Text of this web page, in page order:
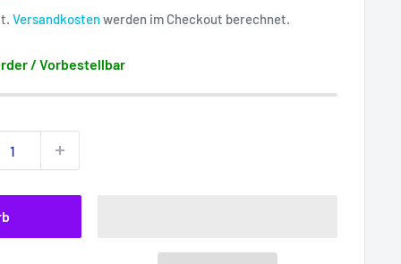
Versandkostenwerden im Checkout berechnet.
/ Vorbestellbar